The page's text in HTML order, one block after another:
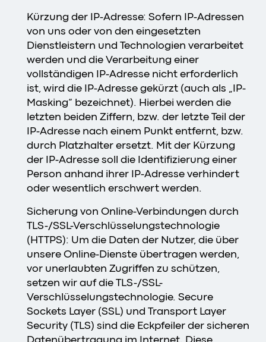
Kürzung der IP-Adresse: Sofern IP-Adressen
von uns oder von den eingesetzten
Dienstleistern und Technologien verarbeitet
werden und die Verarbeitung einer
vollständigen IP-Adresse nicht erforderlich
ist, wird die IP-Adresse gekürzt (auch als „IP-
Masking“ bezeichnet). Hierbei werden die
letzten beiden Ziffern, bzw. der letzte Teil der
IP-Adresse nach einem Punkt entfernt, bzw.
durch Platzhalter ersetzt. Mit der Kürzung
der IP-Adresse soll die Identifizierung einer
Person anhand ihrer IP-Adresse verhindert
oder wesentlich erschwert werden.
Sicherung von Online-Verbindungen durch
TLS-/SSL-Verschlüsselungstechnologie
(HTTPS): Um die Daten der Nutzer, die über
unsere Online-Dienste übertragen werden,
vor unerlaubten Zugriffen zu schützen,
setzen wir auf die TLS-/SSL-
Verschlüsselungstechnologie. Secure
Sockets Layer (SSL) und Transport Layer
Security (TLS) sind die Eckpfeiler der sicheren
Datenübertragung im Internet. Diese